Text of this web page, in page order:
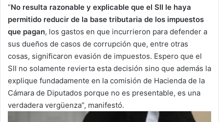
“No resulta razonable y explicable que el SII le haya
permitido reducir de la base tributaria de los impuestos
que pagan, los gastos en que incurrieron para defender a
sus dueños de casos de corrupción que, entre otras
cosas, significaron evasión de impuestos. Espero que el
SII no solamente revierta esta decisión sino que además la
explique fundadamente en la comisión de Hacienda de la
Cámara de Diputados porque no es presentable, es una
verdadera vergüenza”, manifestó.